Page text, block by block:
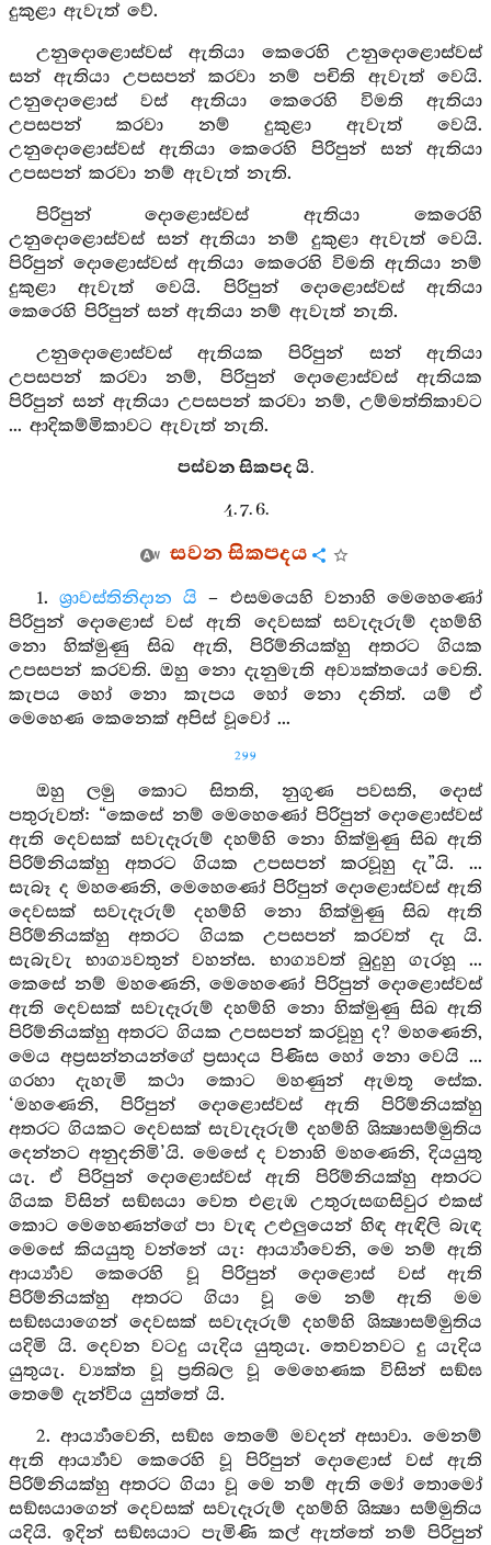
දුකුළා ඇවැත් වේ.
උනුදොළොස්වස් ඇතියා කෙරෙහි උනුදොළොස්වස්
සන් ඇතියා උපසපන් කරවා නම් පචිති ඇවැත් වෙයි.
උනුදොළොස් වස් ඇතියා කෙරෙහි විමති ඇතියා
උපසපන් කරවා නම් දුකුළා ඇවැත් වෙයි.
උනුදොළොස්වස් ඇතියා කෙරෙහි පිරිපුන් සන් ඇතියා
උපසපන් කරවා නම් ඇවැත් නැති.
පිරිපුන් දොළොස්වස් ඇතියා කෙරෙහි
උනුදොළොස්වස් සන් ඇතියා නම් දුකුළා ඇවැත් වෙයි.
පිරිපුන් දොළොස්වස් ඇතියා කෙරෙහි විමති ඇතියා නම්
දුකුළා ඇවැත් වෙයි. පිරිපුන් දොළොස්වස් ඇතියා
කෙරෙහි පිරිපුන් සන් ඇතියා නම් ඇවැත් නැති.
උනුදොළොස්වස් ඇතියක පිරිපුන් සන් ඇතියා
උපසපන් කරවා නම්, පිරිපුන් දොළොස්වස් ඇතියක
පිරිපුන් සන් ඇතියා උපසපන් කරවා නම්, උම්මත්තිකාවට
... ආදිකම්මිකාවට ඇවැත් නැති.
පස්වන සිකපද යි.
4. 7. 6.
සවන සිකපදය
1. ශ්‍රාවස්තිනිදාන යි – එසමයෙහි වනාහි මෙහෙණෝ
පිරිපුන් දොළොස් වස් ඇති දෙවසක් සවැදෑරුම් දහම්හි
නො හික්මුණු සිඛ ඇති, පිරිම්නියක්හු අතරට ගියක
උපසපන් කරවති. ඔහු නො දැනුමැති අව්‍යක්තයෝ වෙති.
කැපය හෝ නො කැපය හෝ නො දනිත්. යම් ඒ
මෙහෙණ කෙනෙක් අපිස් වූවෝ ...
299
ඔහු ලමු කොට සිතති, නුගුණ පවසති, දොස්
පතුරුවත්: “කෙසේ නම් මෙහෙණෝ පිරිපුන් දොළොස්වස්
ඇති දෙවසක් සවැදෑරුම් දහම්හි නො හික්මුණු සිඛ ඇති
පිරිම්නියක්හු අතරට ගියක උපසපන් කරවූහු දැ”යි. ...
සැබෑ ද මහණෙනි, මෙහෙණෝ පිරිපුන් දොළොස්වස් ඇති
දෙවසක් සවැදෑරුම් දහම්හි නො හික්මුණු සිඛ ඇති
පිරිම්නියක්හු අතරට ගියක උපසපන් කරවත් දැ යි.
සැබැවැ භාග්‍යවතුන් වහන්ස. භාග්‍යවත් බුදුහු ගැරහූ ...
කෙසේ නම් මහණෙනි, මෙහෙණෝ පිරිපුන් දොළොස්වස්
ඇති දෙවසක් සවැදෑරුම් දහම්හි නො හික්මුණු සිඛ ඇති
පිරිම්නියක්හු අතරට ගියක උපසපන් කරවූහු ද? මහණෙනි,
මෙය අප්‍රසන්නයන්ගේ ප්‍රසාදය පිණිස හෝ නො වෙයි ...
ගරහා දැහැමි කථා කොට මහණුන් ඇමතූ සේක.
‘මහණෙනි, පිරිපුන් දොළොස්වස් ඇති පිරිම්නියක්හු
අතරට ගියකට දෙවසක් සැවැදෑරුම් දහම්හි ශික්‍ෂාසම්මුතිය
දෙන්නට අනුදනිමි’යි. මෙසේ ද වනාහි මහණෙනි, දියයුතු
යැ. ඒ පිරිපුන් දොළොස්වස් ඇති පිරිම්නියක්හු අතරට
ගියක විසින් සඞ්ඝයා වෙත එළැඹ උතුරුසඟසිවුර එකස්
කොට මෙහෙණන්ගේ පා වැඳ උළුලුයෙන් හිඳ ඇඳිලි බැඳ
මෙසේ කියයුතු වන්නේ යැ: ආර්‍ය්‍යාවෙනි, මෙ නම් ඇති
ආර්‍ය්‍යාව කෙරෙහි වූ පිරිපුන් දොළොස් වස් ඇති
පිරිම්නියක්හු අතරට ගියා වූ මෙ නම් ඇති මම
සඞ්ඝයාගෙන් දෙවසක් සවැදෑරුම් දහම්හි ශික්‍ෂාසම්මුතිය
යදිමි යි. දෙවන වටදු යැදිය යුතුයැ. තෙවනවට දු යැදිය
යුතුයැ. ව්‍යක්ත වූ ප්‍රතිබල වූ මෙහෙණක විසින් සඞ්ඝ
තෙමේ දැන්විය යුත්තේ යි.
2. ආර්‍ය්‍යාවෙනි, සඞ්ඝ තෙමේ මවදන් අසාවා. මෙනම්
ඇති ආර්‍ය්‍යාව කෙරෙහි වූ පිරිපුන් දොළොස් වස් ඇති
පිරිම්නියක්හු අතරට ගියා වූ මෙ නම් ඇති මෝ තොමෝ
සඞ්ඝයාගෙන් දෙවසක් සවැදෑරුම් දහම්හි ශික්‍ෂා සම්මුතිය
යදියි. ඉදින් සඞ්ඝයාට පැමිණි කල් ඇත්තේ නම් පිරිපුන්